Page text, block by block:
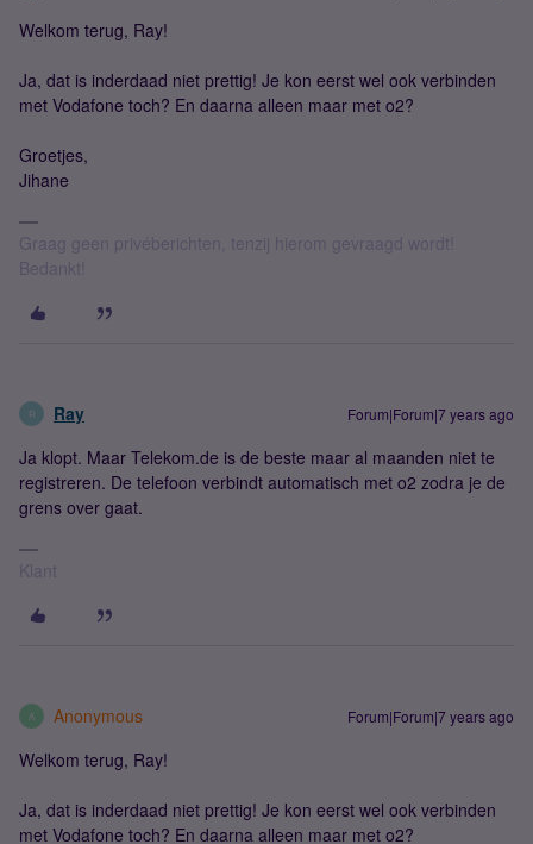
Welkom terug, Ray!
Ja, dat is inderdaad niet prettig! Je kon eerst wel ook verbinden
met Vodafone toch? En daarna alleen maar met o2?
Groetjes,
Jihane
Graag geen privéberichten, tenzij hierom gevraagd wordt!
Bedankt!
R Ray Forum|Forum|7 years ago
Ja klopt. Maar Telekom.de is de beste maar al maanden niet te
registreren. De telefoon verbindt automatisch met o2 zodra je de
grens over gaat.
Klant
A Anonymous Forum|Forum|7 years ago
Welkom terug, Ray!
Ja, dat is inderdaad niet prettig! Je kon eerst wel ook verbinden
met Vodafone toch? En daarna alleen maar met o2?